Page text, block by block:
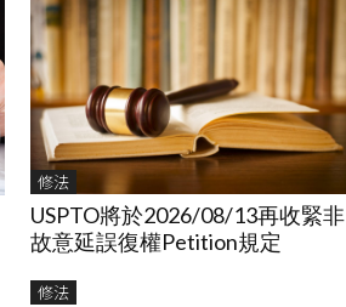
修法
USPTO將於2026/08/13再收緊非
故意延誤復權Petition規定
修法